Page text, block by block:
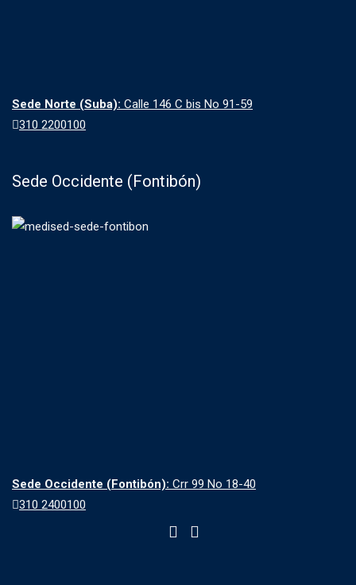
Sede Norte (Suba): Calle 146 C bis No 91-59
310 2200100
Sede Occidente (Fontibón)
Sede Occidente (Fontibón): Crr 99 No 18-40
310 2400100